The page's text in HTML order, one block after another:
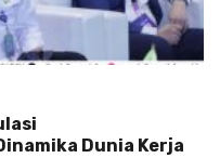
Dunia Kerja